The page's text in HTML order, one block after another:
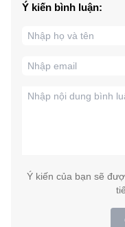
Ý kiến bình luận:
Ý kiến của bạn sẽ